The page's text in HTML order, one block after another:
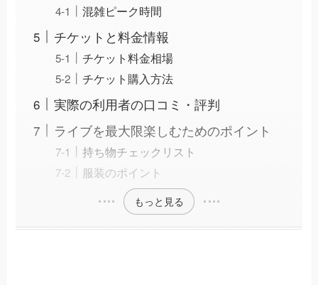
混雑ピーク時間
チケットと料金情報
チケット料金相場
チケット購入方法
実際の利用者の口コミ・評判
ライブを最大限楽しむためのポイント
持ち物チェックリスト
服装のポイント
もっと見る